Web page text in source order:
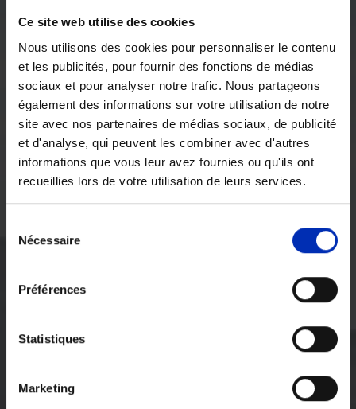
Ce site web utilise des cookies
Nous utilisons des cookies pour personnaliser le contenu
et les publicités, pour fournir des fonctions de médias
sociaux et pour analyser notre trafic. Nous partageons
également des informations sur votre utilisation de notre
site avec nos partenaires de médias sociaux, de publicité
et d'analyse, qui peuvent les combiner avec d'autres
informations que vous leur avez fournies ou qu'ils ont
recueillies lors de votre utilisation de leurs services.
desNécessaire
Préférences
Statistiques
Marketing